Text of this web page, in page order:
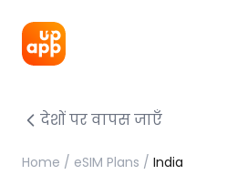
देशों पर वापस जाएँ
Home / eSIM Plans / India